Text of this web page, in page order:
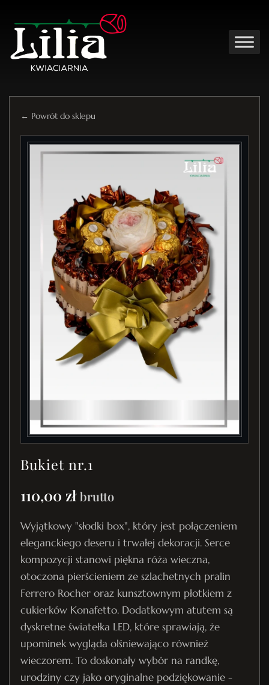
← Powrót do sklepu
Bukiet nr.1
110,00 zł brutto
Wyjątkowy "słodki box", który jest połączeniem
eleganckiego deseru i trwałej dekoracji. Serce
kompozycji stanowi piękna róża wieczna,
otoczona pierścieniem ze szlachetnych pralin
Ferrero Rocher oraz kunsztownym płotkiem z
cukierków Konafetto. Dodatkowym atutem są
dyskretne światełka LED, które sprawiają, że
upominek wygląda olśniewająco również
wieczorem. To doskonały wybór na randkę,
urodziny czy jako oryginalne podziękowanie -